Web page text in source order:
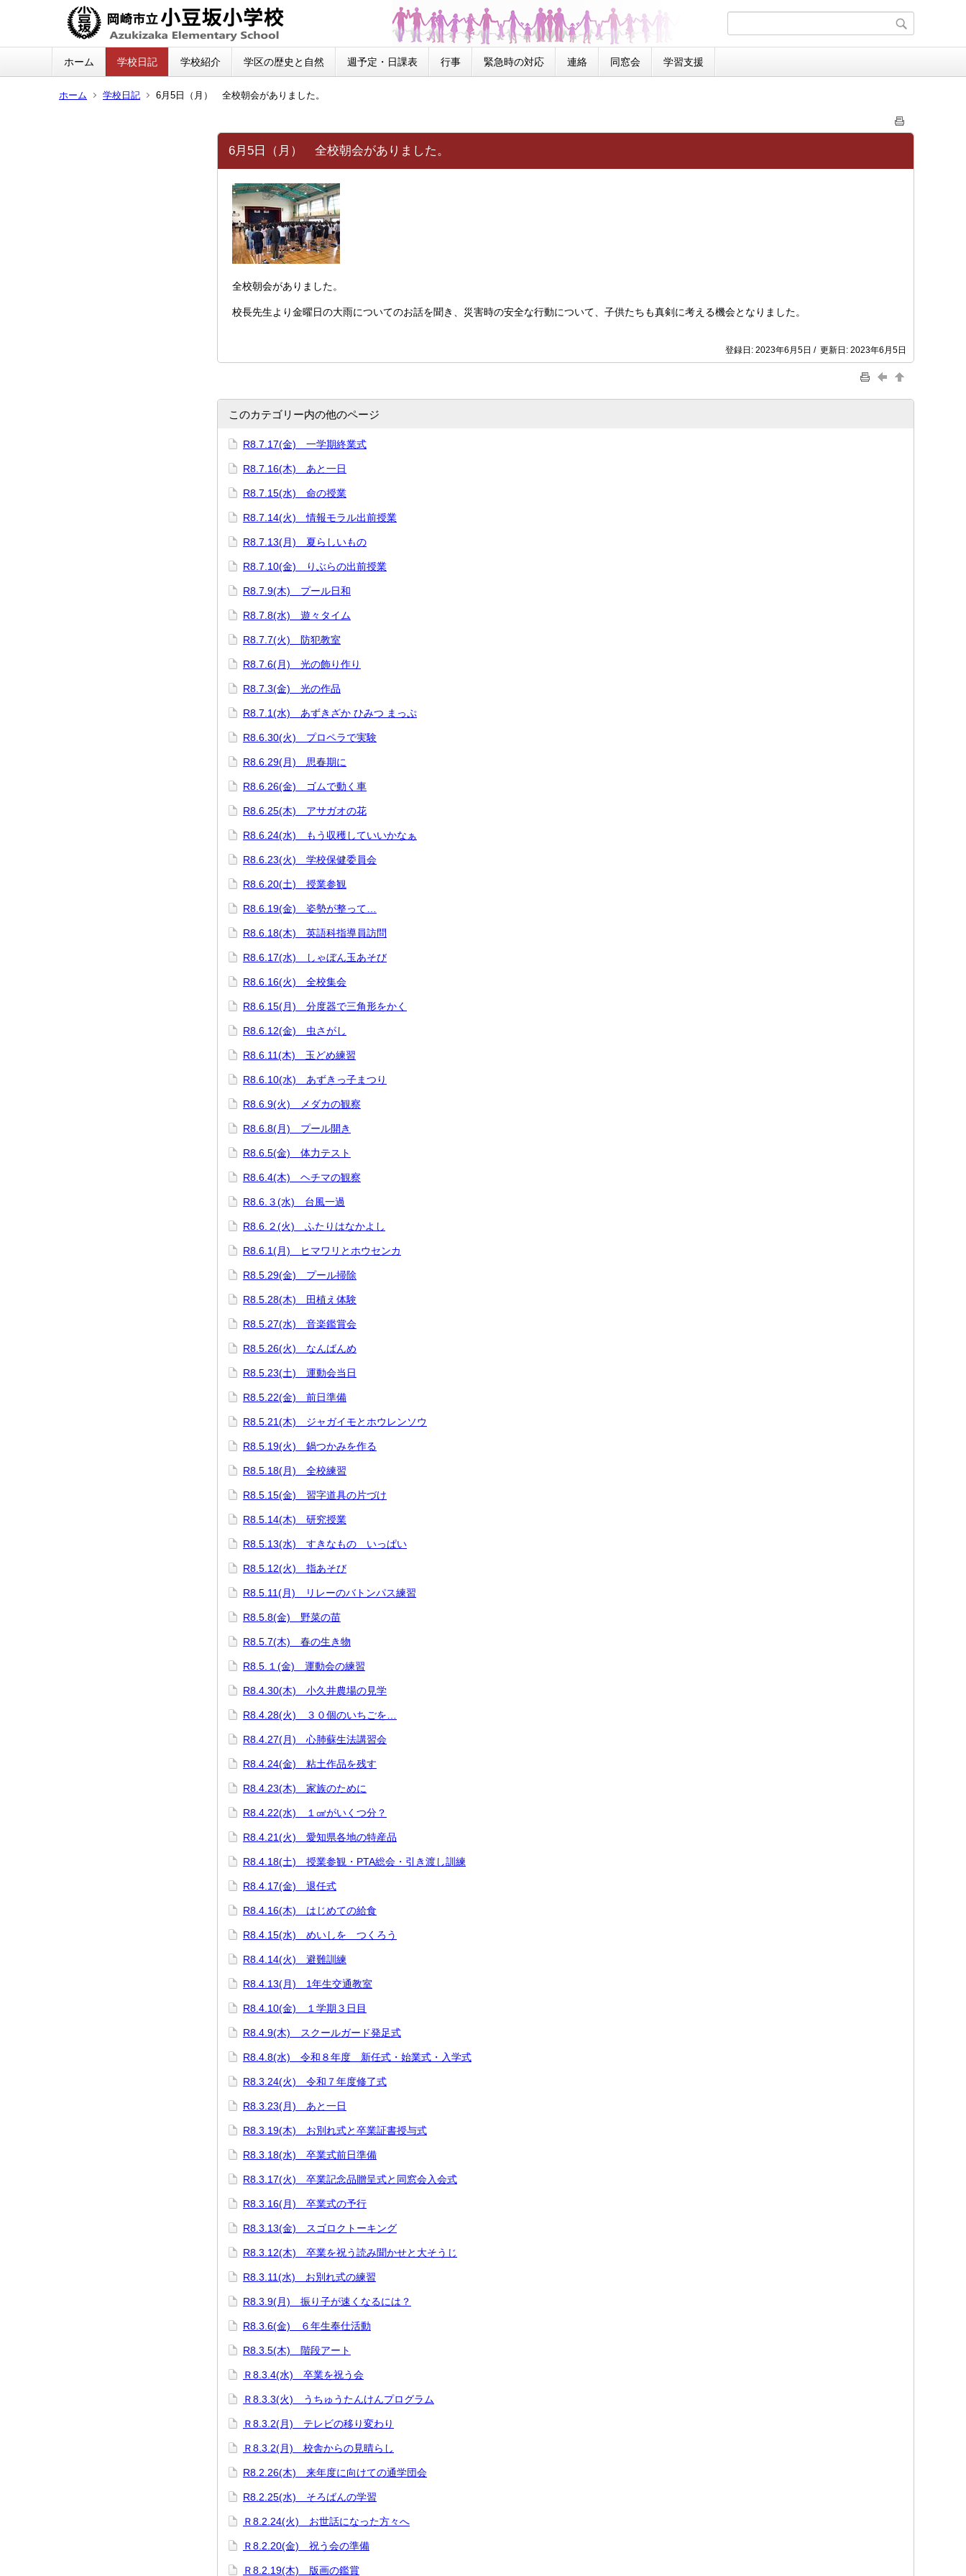
ホーム 学校日記 学校紹介 学区の歴史と自然 週予定・日課表 行事 緊急時の対応 連絡 同窓会 学習支援
ホーム 学校日記 6月5日（月） 全校朝会がありました。
6月5日（月） 全校朝会がありました。
全校朝会がありました。
校長先生より金曜日の大雨についてのお話を聞き、災害時の安全な行動について、子供たちも真剣に考える機会となりました。
登録日: 2023年6月5日 / 更新日: 2023年6月5日
このカテゴリー内の他のページ
R8.7.17(金) 一学期終業式
R8.7.16(木) あと一日
R8.7.15(水) 命の授業
R8.7.14(火) 情報モラル出前授業
R8.7.13(月) 夏らしいもの
R8.7.10(金) りぶらの出前授業
R8.7.9(木) プール日和
R8.7.8(水) 遊々タイム
R8.7.7(火) 防犯教室
R8.7.6(月) 光の飾り作り
R8.7.3(金) 光の作品
R8.7.1(水) あずきざか ひみつ まっぷ
R8.6.30(火) プロペラで実験
R8.6.29(月) 思春期に
R8.6.26(金) ゴムで動く車
R8.6.25(木) アサガオの花
R8.6.24(水) もう収穫していいかなぁ
R8.6.23(火) 学校保健委員会
R8.6.20(土) 授業参観
R8.6.19(金) 姿勢が整って…
R8.6.18(木) 英語科指導員訪問
R8.6.17(水) しゃぼん玉あそび
R8.6.16(火) 全校集会
R8.6.15(月) 分度器で三角形をかく
R8.6.12(金) 虫さがし
R8.6.11(木) 玉どめ練習
R8.6.10(水) あずきっ子まつり
R8.6.9(火) メダカの観察
R8.6.8(月) プール開き
R8.6.5(金) 体力テスト
R8.6.4(木) ヘチマの観察
R8.6.３(水) 台風一過
R8.6.２(火) ふたりはなかよし
R8.6.1(月) ヒマワリとホウセンカ
R8.5.29(金) プール掃除
R8.5.28(木) 田植え体験
R8.5.27(水) 音楽鑑賞会
R8.5.26(火) なんばんめ
R8.5.23(土) 運動会当日
R8.5.22(金) 前日準備
R8.5.21(木) ジャガイモとホウレンソウ
R8.5.19(火) 鍋つかみを作る
R8.5.18(月) 全校練習
R8.5.15(金) 習字道具の片づけ
R8.5.14(木) 研究授業
R8.5.13(水) すきなもの いっぱい
R8.5.12(火) 指あそび
R8.5.11(月) リレーのバトンパス練習
R8.5.8(金) 野菜の苗
R8.5.7(木) 春の生き物
R8.5.１(金) 運動会の練習
R8.4.30(木) 小久井農場の見学
R8.4.28(火) ３０個のいちごを…
R8.4.27(月) 心肺蘇生法講習会
R8.4.24(金) 粘土作品を残す
R8.4.23(木) 家族のために
R8.4.22(水) １㎤がいくつ分？
R8.4.21(火) 愛知県各地の特産品
R8.4.18(土) 授業参観・PTA総会・引き渡し訓練
R8.4.17(金) 退任式
R8.4.16(木) はじめての給食
R8.4.15(水) めいしを つくろう
R8.4.14(火) 避難訓練
R8.4.13(月) 1年生交通教室
R8.4.10(金) １学期３日目
R8.4.9(木) スクールガード発足式
R8.4.8(水) 令和８年度 新任式・始業式・入学式
R8.3.24(火) 令和７年度修了式
R8.3.23(月) あと一日
R8.3.19(木) お別れ式と卒業証書授与式
R8.3.18(水) 卒業式前日準備
R8.3.17(火) 卒業記念品贈呈式と同窓会入会式
R8.3.16(月) 卒業式の予行
R8.3.13(金) スゴロクトーキング
R8.3.12(木) 卒業を祝う読み聞かせと大そうじ
R8.3.11(水) お別れ式の練習
R8.3.9(月) 振り子が速くなるには？
R8.3.6(金) ６年生奉仕活動
R8.3.5(木) 階段アート
Ｒ8.3.4(水) 卒業を祝う会
Ｒ8.3.3(火) うちゅうたんけんプログラム
Ｒ8.3.2(月) テレビの移り変わり
Ｒ8.3.2(月) 校舎からの見晴らし
R8.2.26(木) 来年度に向けての通学団会
R8.2.25(水) そろばんの学習
Ｒ8.2.24(火) お世話になった方々へ
Ｒ8.2.20(金) 祝う会の準備
Ｒ8.2.19(木) 版画の鑑賞